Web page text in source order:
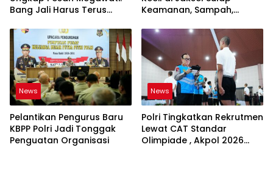
Bang Jali Harus Terus
Dikembangkan
Keamanan, Sampah,
Jadi Satu Sistem
News
Pelantikan Pengurus Baru
KBPP Polri Jadi Tonggak
Penguatan Organisasi
News
Polri Tingkatkan Rekrutmen
Lewat CAT Standar
Olimpiade , Akpol 2026